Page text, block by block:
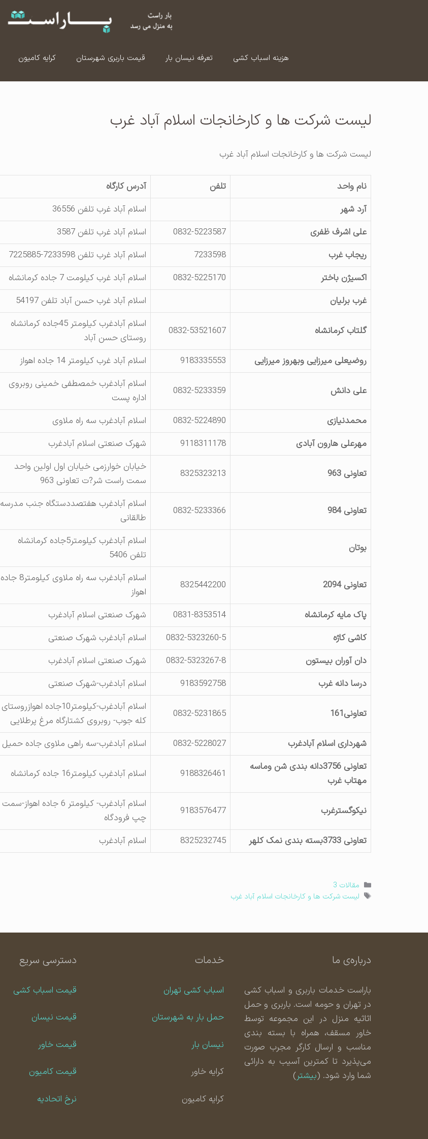
هزینه اسباب کشی تعرفه نیسان بار قیمت باربری شهرستان کرایه کامیون
لیست شرکت ها و کارخانجات اسلام آباد غرب
لیست شرکت ها و کارخانجات اسلام آباد غرب
نام واحد تلفن
آدرس کارگاه
آرد شهر
اسلام آباد غرب تلفن 36556
علی اشرف ظفری
0832-5223587
اسلام آباد غرب تلفن 3587
ریجاب غرب
7233598
اسلام آباد غرب تلفن 7233598-7225885
اکسیژن باختر
0832-5225170
اسلام آباد غرب کیلومت 7 جاده کرمانشاه
غرب برلیان
اسلام آباد غرب حسن آباد تلفن 54197
گلتاب کرمانشاه 0832-53521607
اسلام آبادغرب کیلومتر 45جاده کرمانشاه
روستای حسن آباد
روضیعلی میرزایی وبهروز میرزایی
9183335553 اسلام آباد غرب کیلومتر 14 جاده اهواز
علی دانش 0832-5233359
اسلام آبادغرب خمصطفی خمینی روبروی
اداره پست
محمدنیازی
0832-5224890
اسلام آبادغرب سه راه ملاوی
مهرعلی هارون آبادی
9118311178 شهرک صنعتی اسلام آبادغرب
تعاونی 963 8325323213
خیابان خوارزمی خیابان اول اولین واحد
سمت راست شر?ت تعاونی 963
تعاونی 984 0832-5233366
اسلام آبادغرب هفتصددستگاه جنب مدرسه
طالقانی
بوتان
اسلام آبادغرب کیلومتر5جاده کرمانشاه
تلفن 5406
تعاونی 2094 8325442200
اسلام آبادغرب سه راه ملاوی کیلومتر8 جاده
اهواز
پاک مایه کرمانشاه
0831-8353514
شهرک صنعتی اسلام آبادغرب
کاشی کاژه
0832-5323260-5
اسلام آبادغرب شهرک صنعتی
دان آوران بیستون
0832-5323267-8
شهرک صنعتی اسلام آبادغرب
درسا دانه غرب
9183592758 اسلام آبادغرب-شهرک صنعتی
تعاونی161 0832-5231865
اسلام آبادغرب-کیلومتر10جاده اهوازروستای
کله جوب- روبروی کشتارگاه مرغ پرطلایی
شهرداری اسلام آبادغرب
0832-5228027
اسلام آبادغرب-سه راهی ملاوی جاده حمیل
تعاونی 3756دانه بندی شن وماسه
مهتاب غرب
9188326461 اسلام آبادغرب کیلومتر16 جاده کرمانشاه
نیکوگسترغرب 9183576477
اسلام آبادغرب- کیلومتر 6 جاده اهواز-سمت
چپ فرودگاه
تعاونی 3733بسته بندی نمک کلهر
8325232745 اسلام آبادغرب
دسته‌ها
مقالات 3
برچسب‌ها
لیست شرکت ها و کارخانجات اسلام آباد غرب
درباره‌ی ما
باراست خدمات باربری و اسباب کشی
در تهران و حومه است. باربری و حمل
اثاثیه منزل در این مجموعه توسط
خاور مسقف، همراه با بسته بندی
مناسب و ارسال کارگر مجرب صورت
می‌پذیرد تا کمترین آسیب به دارائی
شما وارد شود. (بیشتر)
خدمات
اسباب کشی تهران
حمل بار به شهرستان
نیسان بار
کرایه خاور
کرایه کامیون
دسترسی سریع
قیمت اسباب کشی
قیمت نیسان
قیمت خاور
قیمت کامیون
نرخ اتحادیه